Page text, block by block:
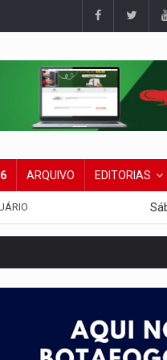
ARQUIVO EDITORIAS